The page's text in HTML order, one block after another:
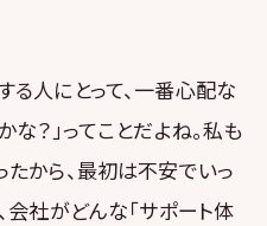
人にとって、一番心配な
？」ってことだよね。私も
から、最初は不安でいっ
会社がどんな「サポート体